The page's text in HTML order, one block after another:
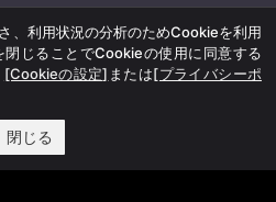
、利用状況の分析のためCookieを利用
じることでCookieの使用に同意する
[Cookieの設定] または[プライバシーポ
閉じる